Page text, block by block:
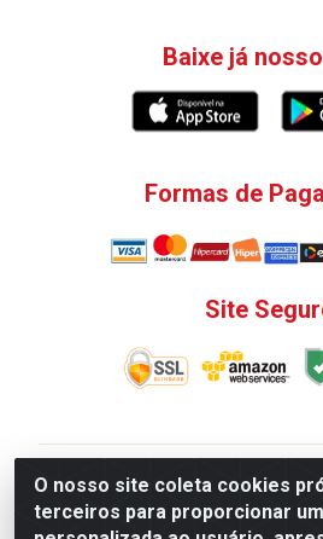
O nosso site coleta cookies
terceiros para proporcionar
Baixe já
Formas de
Site
V. C. Ferragens LTDA - Rua do
Bandeira, Rio de Janeiro/ RJ -
12.324.723/